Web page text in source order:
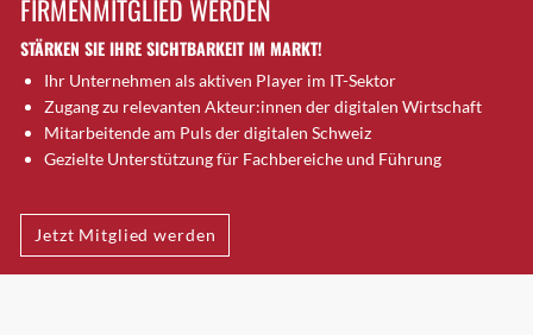
Brugg AG
Brütten
Bubendorf
Bubikon
Buchs (SG)
Bäretswil
Bülach
Cazis
FIRMENMITGLIED WERDEN
STÄRKEN SIE IHRE SICHTBARKEIT IM MARKT!
Ihr Unternehmen als aktiven Player im IT-Sektor
Zugang zu relevanten Akteur:innen der digitalen Wirtschaft
Mitarbeitende am Puls der digitalen Schweiz
Gezielte Unterstützung für Fachbereiche und Führung
Jetzt Mitglied werden